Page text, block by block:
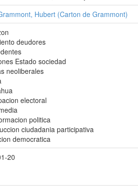
Hubert (Carton de Grammont)
deudores
Estado sociedad
neoliberales
electoral
politica
ciudadania participativa
democratica
20